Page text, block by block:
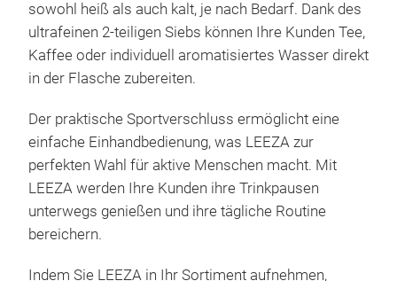
sowohl heiß als auch kalt, je nach Bedarf. Dank des
ultrafeinen 2-teiligen Siebs können Ihre Kunden Tee,
Kaffee oder individuell aromatisiertes Wasser direkt
in der Flasche zubereiten.
Der praktische Sportverschluss ermöglicht eine
einfache Einhandbedienung, was LEEZA zur
perfekten Wahl für aktive Menschen macht. Mit
LEEZA werden Ihre Kunden ihre Trinkpausen
unterwegs genießen und ihre tägliche Routine
bereichern.
Indem Sie LEEZA in Ihr Sortiment aufnehmen,